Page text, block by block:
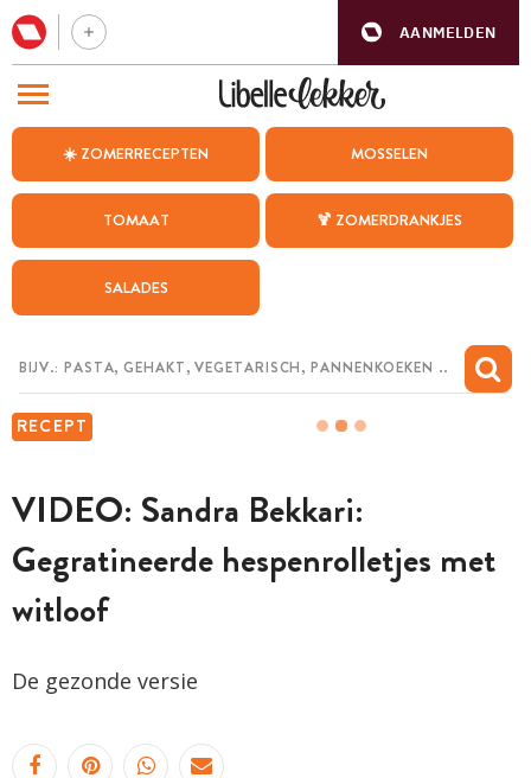
AANMELDEN
☀️ ZOMERRECEPTEN MOSSELEN
TOMAAT 🍹 ZOMERDRANKJES
SALADES
RECEPT
VIDEO: Sandra Bekkari:
Gegratineerde hespenrolletjes met
witloof
De gezonde versie
BEZOEK ONZE ANDERE WEBSITES
WEEKMENU
CHAT MET MAIA
MIJN BEWAARDE RECEPTEN